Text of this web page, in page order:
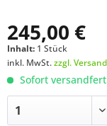
245,00 €
Inhalt: 1 Stück
inkl. MwSt.zzgl.
Sofort